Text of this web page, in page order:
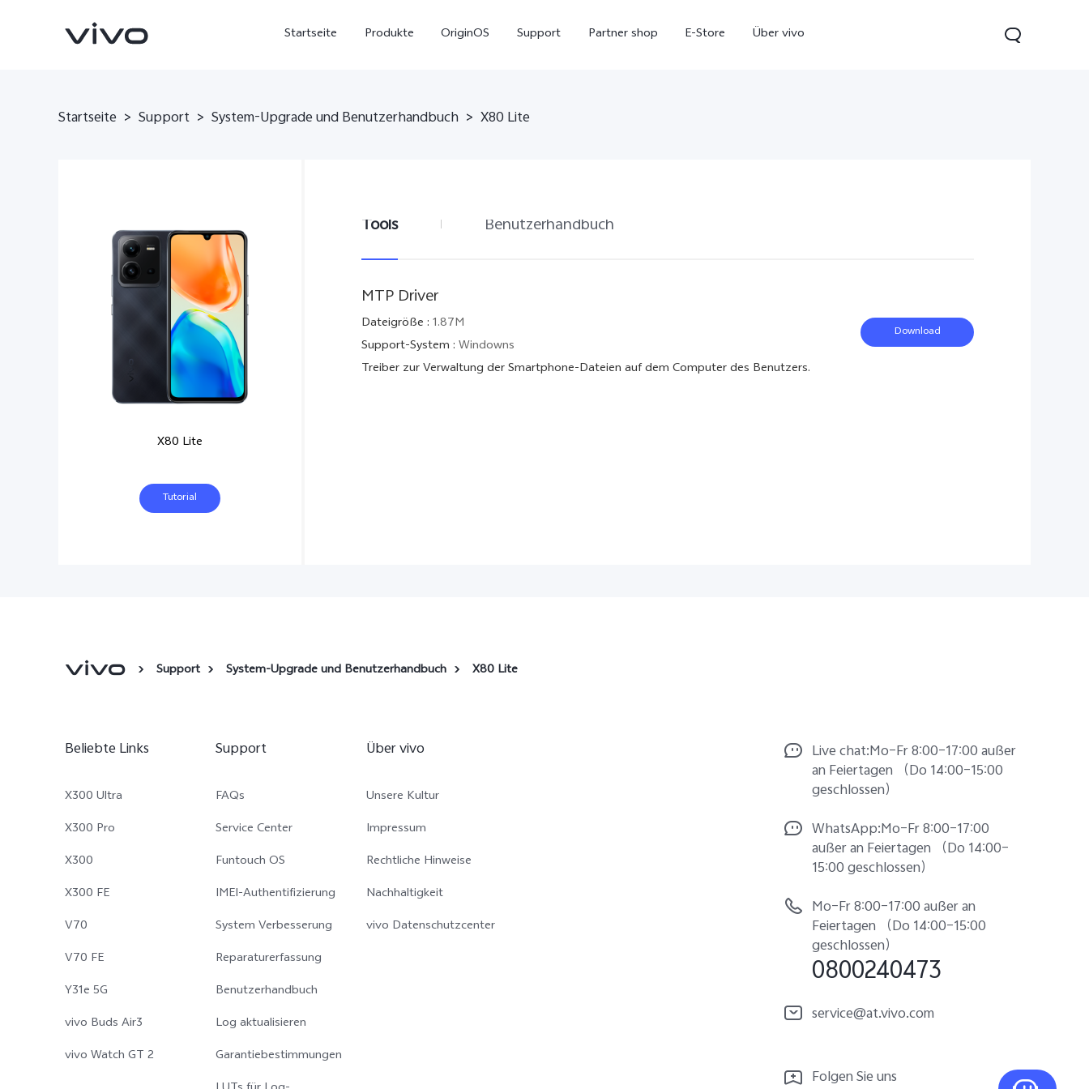
Startseite Produkte OriginOS Support Partner shop E-Store Über vivo
X300 Ultra
Startseite > Support > System-Upgrade und Benutzerhandbuch > X80 Lite
X80 Lite
Tutorial
Tools Benutzerhandbuch
MTP Driver
Dateigröße : 1.87M
Support-System : Windowns
Treiber zur Verwaltung der Smartphone-Dateien auf dem Computer des Benutzers.
Download
Support System-Upgrade und Benutzerhandbuch X80 Lite
Beliebte Links
X300 Ultra
X300 Pro
X300
X300 FE
V70
V70 FE
Y31e 5G
vivo Buds Air3
vivo Watch GT 2
Support
FAQs
Service Center
Funtouch OS
IMEI-Authentifizierung
System Verbesserung
Reparaturerfassung
Benutzerhandbuch
Log aktualisieren
Garantiebestimmungen
Über vivo
Unsere Kultur
Impressum
Rechtliche Hinweise
Nachhaltigkeit
vivo Datenschutzcenter
Live chat:Mo–Fr 8:00–17:00 außer
an Feiertagen （Do 14:00–15:00
geschlossen）
WhatsApp:Mo–Fr 8:00–17:00
außer an Feiertagen （Do 14:00–
15:00 geschlossen）
Mo–Fr 8:00–17:00 außer an
Feiertagen （Do 14:00–15:00
geschlossen）
0800240473
service@at.vivo.com
Folgen Sie uns